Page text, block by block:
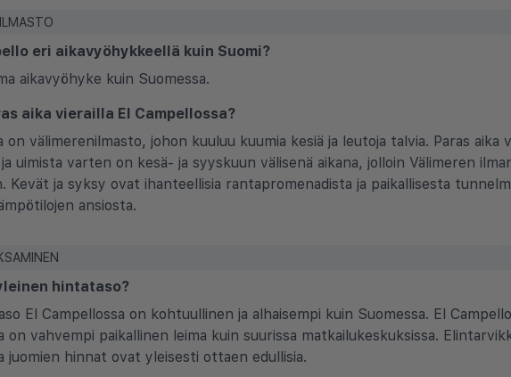
eri aikavyöhykkeellä kuin Suomi?
aikavyöhyke kuin Suomessa.
aika vierailla El Campellossa?
on välimerenilmasto, johon kuuluu kuumia kesiä ja leutoja talvia. Paras aika
uimista varten on kesä- ja syyskuun välisenä aikana, jolloin Välimeren
Kevät ja syksy ovat ihanteellisia rantapromenadista ja paikallisesta
ansiosta.
hintataso?
El Campellossa on kohtuullinen ja alhaisempi kuin Suomessa. El
on vahvempi paikallinen leima kuin suurissa matkailukeskuksissa.
juomien hinnat ovat yleisesti ottaen edullisia.